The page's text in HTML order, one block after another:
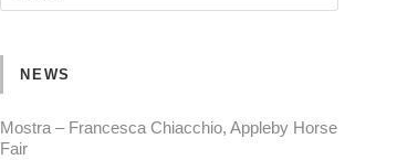
NEWS
Mostra – Francesca Chiacchio, Appleby Horse
Fair